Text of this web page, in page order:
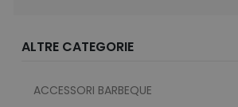
ALTRE CATEGORIE
ACCESSORI BARBEQUE